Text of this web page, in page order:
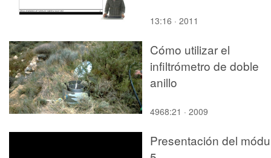
13:16 · 2011
Cómo utilizar el
infiltrómetro de doble
anillo
4968:21 · 2009
Presentación del